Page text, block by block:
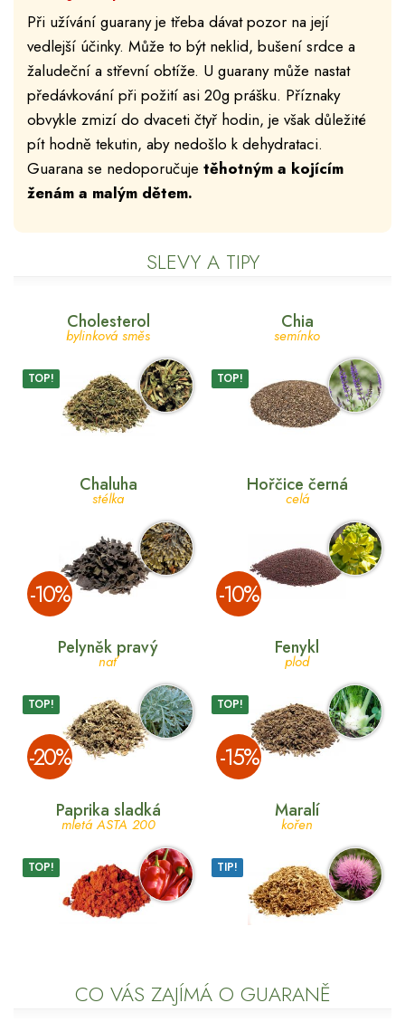
Při užívání guarany je třeba dávat pozor na její
vedlejší účinky. Může to být neklid, bušení srdce a
žaludeční a střevní obtíže. U guarany může nastat
předávkování při požití asi 20g prášku. Příznaky
obvykle zmizí do dvaceti čtyř hodin, je však důležité
pít hodně tekutin, aby nedošlo k dehydrataci.
Guarana se nedoporučuje těhotným a kojícím
ženám a malým dětem.
SLEVY A TIPY
Cholesterol
bylinková směs
TOP!
Chia
semínko
TOP!
Chaluha
stélka
­-10%
Hořčice černá
celá
­-10%
Pelyněk pravý
nať
TOP!
­-20%
Fenykl
plod
TOP!
­-15%
Paprika sladká
mletá ASTA 200
TOP!
Maralí
kořen
TIP!
CO VÁS ZAJÍMÁ O GUARANĚ